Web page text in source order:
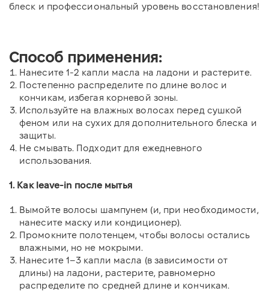
блеск и профессиональный уровень восстановления!
Способ применения:
Нанесите 1-2 капли масла на ладони и растерите.
Постепенно распределите по длине волос и
кончикам, избегая корневой зоны.
Используйте на влажных волосах перед сушкой
феном или на сухих для дополнительного блеска и
защиты.
Не смывать. Подходит для ежедневного
использования.
1. Как leave-in после мытья
Вымойте волосы шампунем (и, при необходимости,
нанесите маску или кондиционер).
Промокните полотенцем, чтобы волосы остались
влажными, но не мокрыми.
Нанесите 1–3 капли масла (в зависимости от
длины) на ладони, растерите, равномерно
распределите по средней длине и кончикам.